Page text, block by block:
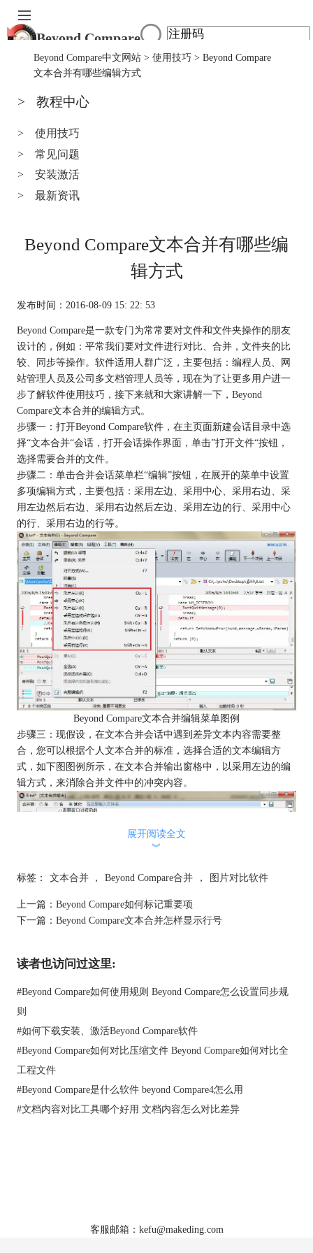
Beyond Compare
首页
服务中心
Beyond Compare中文网站> 使用技巧 > Beyond Compare
文本合并有哪些编辑方式
> 教程中心
>
使用技巧
>
常见问题
>
安装激活
>
最新资讯
Beyond Compare文本合并有哪些编
辑方式
发布时间：2016-08-09 15: 22: 53
Beyond Compare是一款专门为常常要对文件和文件夹操作的朋友
设计的，例如：平常我们要对文件进行对比、合并，文件夹的比
较、同步等操作。软件适用人群广泛，主要包括：编程人员、网
站管理人员及公司多文档管理人员等，现在为了让更多用户进一
步了解软件使用技巧，接下来就和大家讲解一下， Beyond
Compare文本合并的编辑方式。
步骤一：打开Beyond Compare软件，在主页面新建会话目录中选
择“文本合并“会话，打开会话操作界面，单击”打开文件“按钮，
选择需要合并的文件。
步骤二：单击合并会话菜单栏“编辑”按钮，在展开的菜单中设置
多项编辑方式，主要包括：采用左边、采用中心、采用右边、采
用左边然后右边、采用右边然后左边、采用左边的行、采用中心
的行、采用右边的行等。
Beyond Compare文本合并编辑菜单图例
步骤三：现假设，在文本合并会话中遇到差异文本内容需要整
合，您可以根据个人文本合并的标准，选择合适的文本编辑方
式，如下图图例所示，在文本合并输出窗格中，以采用左边的编
辑方式，来消除合并文件中的冲突内容。
Beyond Compare文本合并输出窗格图例
文本合并操作时，可选择的文本编辑方式内容，您可以根据个人
需求，选择合适的文本合并编辑方式。Beyond Compare文本合并
会话，可以帮助您将两个版本的内容变更合并，最后生成一个输
出文件。如果您才刚刚接触该款比较神器，对于文本合并会话操
作还有很多需要了解和学习的地方，可参考教程：
Compare文本合并概述
展开阅读全文
︾
标签： 文本合并 ， Beyond Compare合并 ， 图片对比软件
上一篇： Beyond Compare如何标记重要项
下一篇： Beyond Compare文本合并怎样显示行号
读者也访问过这里:
#Beyond Compare如何使用规则 Beyond Compare怎么设置同步规
则
#如何下载安装、激活Beyond Compare软件
#Beyond Compare如何对比压缩文件 Beyond Compare如何对比全
工程文件
#Beyond Compare是什么软件 beyond Compare4怎么用
#文档内容对比工具哪个好用 文档内容怎么对比差异
客服邮箱：kefu@makeding.com